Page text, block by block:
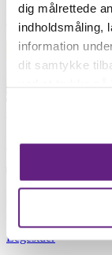
dig målrettede
indholdsmåling,
information
dit samtykke
De vildeste
Find en
Legestuer